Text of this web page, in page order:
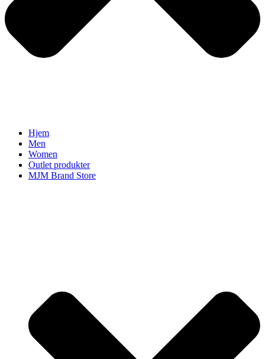
Hjem
Men
Women
Outlet produkter
MJM Brand Store